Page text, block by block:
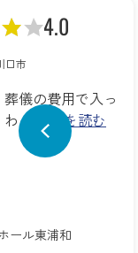
4.0
口市
儀の費用で入っ
わ…
続きを読む
ール東浦和